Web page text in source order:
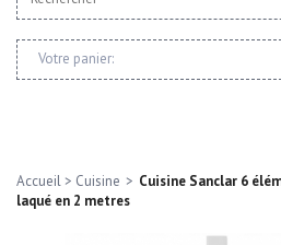
Votre panier:
Accueil > Cuisine > Cuisine Sanclar 6
laqué en 2 metres